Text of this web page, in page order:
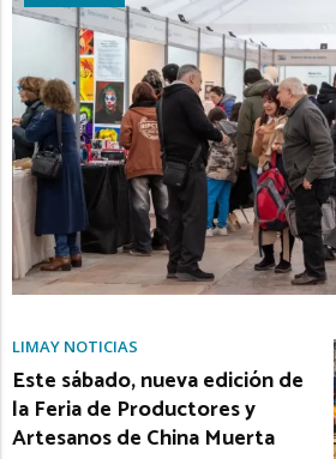
LIMAY NOTICIAS
Este sábado, nueva edición de
la Feria de Productores y
Artesanos de China Muerta